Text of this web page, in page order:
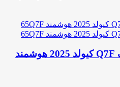
تلویزیون 65 اینچ سامسونگ Q7F کیولد 2025 هوشمند